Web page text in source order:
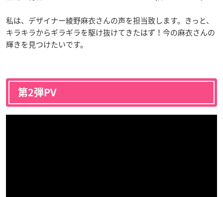
私は、デザイナー綾野麻衣さんの声を担当致します。きっと、
キラキラからギラギラを駆け抜けてきたはず！今の麻衣さんの
輝きを見つけたいです。
第2弾PV